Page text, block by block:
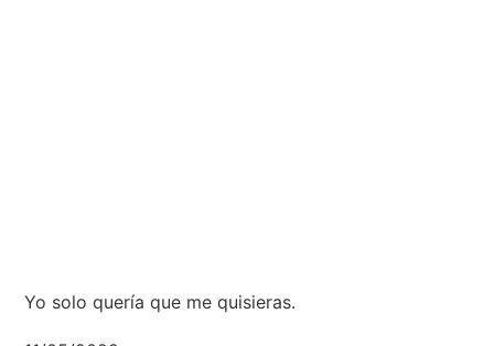
Yo solo quería que me quisieras.